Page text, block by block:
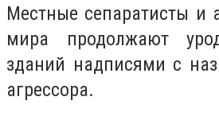
Местные сепаратисты и
мира продолжают
зданий надписями с
агрессора.